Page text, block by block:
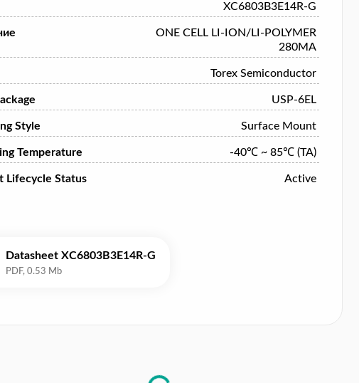
XC6803B3E14R-G
ONE CELL LI-ION/LI-POLYMER
280MA
Torex Semiconductor
USP-6EL
Style Surface Mount
Temperature -40℃ ~ 85℃ (TA)
Lifecycle Status Active
Datasheet XC6803B3E14R-G